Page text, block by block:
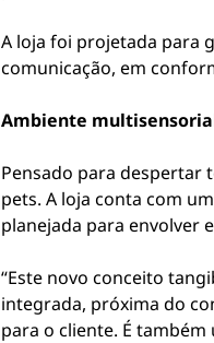
A loja foi projetada para
comunicação, em
Ambiente
Pensado para despertar
pets. A loja conta com
planejada para envolver
“Este novo conceito
integrada, próxima do
para o cliente. É